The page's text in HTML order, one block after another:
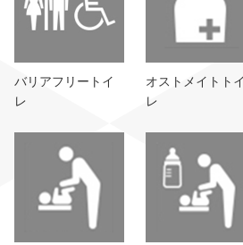
バリアフリートイ
レ
オストメイトトイ
レ